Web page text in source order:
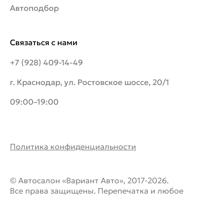
Связаться с нами
+7 (928) 409-14-49
г. Краснодар, ул. Ростовское шоссе, 20/1
09:00–19:00
Автоподбор
Политика конфиденциальности
© Автосалон «Вариант Авто», 2017-2026.
Все права защищены. Перепечатка и любое